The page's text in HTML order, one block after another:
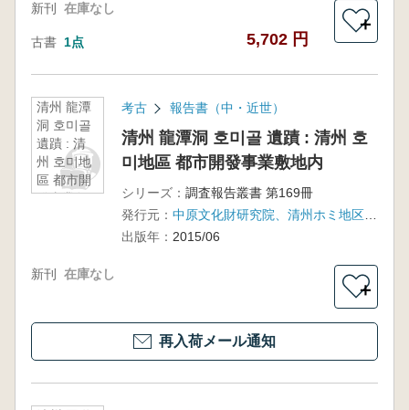
新刊 在庫なし
古書 1点 5,702 円
＋
清州 龍潭
洞 호미골
遺蹟 : 清
州 호미地
區 都市開
發事業敷
考古 報告書（中・近世）
清州 龍潭洞 호미골 遺蹟 : 清州 호
미地區 都市開發事業敷地内
シリーズ： 調査報告叢書 第169冊
発行元：
中原文化財研究院、清州ホミ地区都市開発事業組合
出版年： 2015/06
新刊 在庫なし
＋
再入荷メール通知